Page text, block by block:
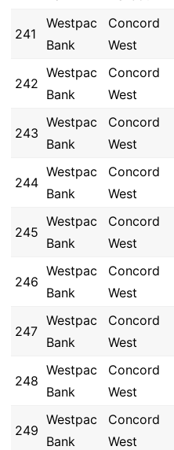
241
Westpac
Bank
Concord
West
242
Westpac
Bank
Concord
West
243
Westpac
Bank
Concord
West
244
Westpac
Bank
Concord
West
245
Westpac
Bank
Concord
West
246
Westpac
Bank
Concord
West
247
Westpac
Bank
Concord
West
248
Westpac
Bank
Concord
West
249
Westpac
Bank
Concord
West